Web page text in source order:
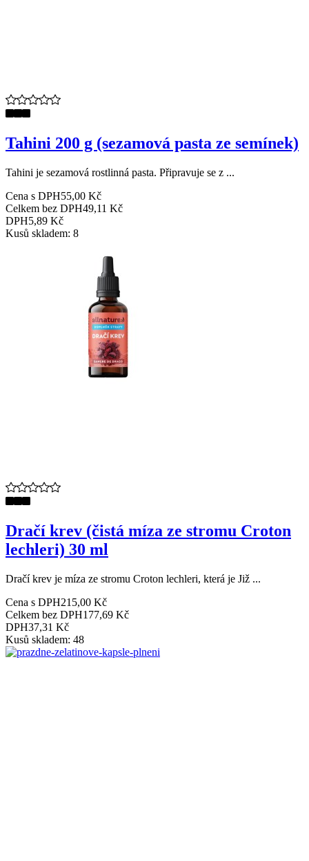
Tahini 200 g (sezamová pasta ze semínek)
Tahini je sezamová rostlinná pasta. Připravuje se z ...
Cena s DPH55,00 Kč
Celkem bez DPH49,11 Kč
DPH5,89 Kč
Kusů skladem: 8
Dračí krev (čistá míza ze stromu Croton
lechleri) 30 ml
Dračí krev je míza ze stromu Croton lechleri, která je Již ...
Cena s DPH215,00 Kč
Celkem bez DPH177,69 Kč
DPH37,31 Kč
Kusů skladem: 48